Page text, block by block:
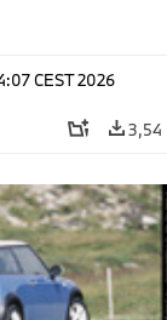
CEST 2026
3,54